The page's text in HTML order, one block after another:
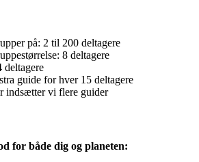
på: 2 til 200 deltagere
8 deltagere
deltagere
guide for hver 15 deltagere
indsætter vi flere guider
for både dig og planeten: